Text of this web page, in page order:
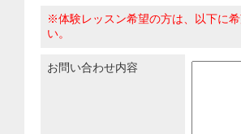
※体験レッスン希望の方は、以下に
い。
お問い合わせ内容